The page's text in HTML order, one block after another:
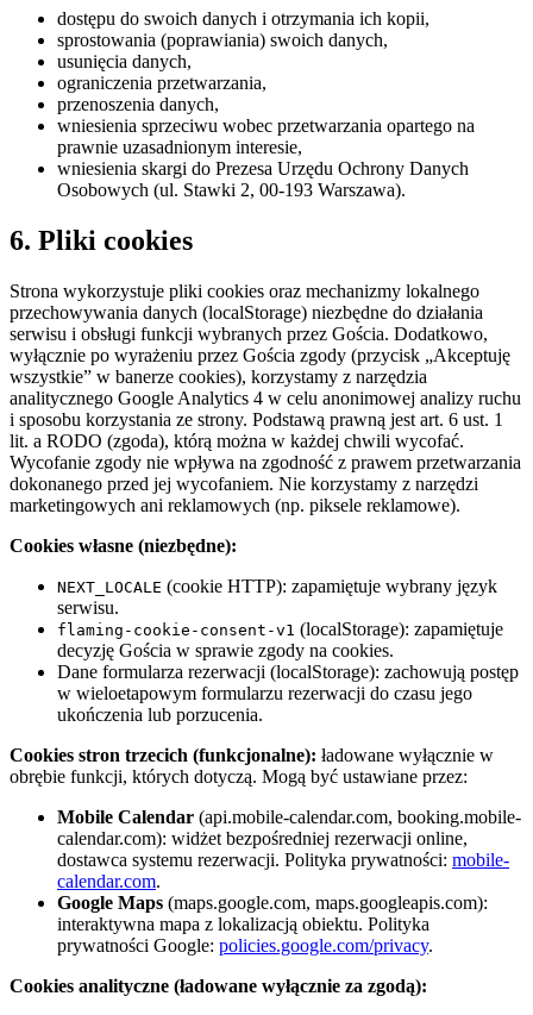
dostępu do swoich danych i otrzymania ich kopii,
sprostowania (poprawiania) swoich danych,
usunięcia danych,
ograniczenia przetwarzania,
przenoszenia danych,
wniesienia sprzeciwu wobec przetwarzania opartego na
prawnie uzasadnionym interesie,
wniesienia skargi do Prezesa Urzędu Ochrony Danych
Osobowych (ul. Stawki 2, 00-193 Warszawa).
6. Pliki cookies
Strona wykorzystuje pliki cookies oraz mechanizmy lokalnego
przechowywania danych (localStorage) niezbędne do działania
serwisu i obsługi funkcji wybranych przez Gościa. Dodatkowo,
wyłącznie po wyrażeniu przez Gościa zgody (przycisk „Akceptuję
wszystkie” w banerze cookies), korzystamy z narzędzia
analitycznego Google Analytics 4 w celu anonimowej analizy ruchu
i sposobu korzystania ze strony. Podstawą prawną jest art. 6 ust. 1
lit. a RODO (zgoda), którą można w każdej chwili wycofać.
Wycofanie zgody nie wpływa na zgodność z prawem przetwarzania
dokonanego przed jej wycofaniem. Nie korzystamy z narzędzi
marketingowych ani reklamowych (np. piksele reklamowe).
Cookies własne (niezbędne):
NEXT_LOCALE (cookie HTTP): zapamiętuje wybrany język
serwisu.
flaming-cookie-consent-v1 (localStorage): zapamiętuje
decyzję Gościa w sprawie zgody na cookies.
Dane formularza rezerwacji (localStorage): zachowują postęp
w wieloetapowym formularzu rezerwacji do czasu jego
ukończenia lub porzucenia.
Cookies stron trzecich (funkcjonalne): ładowane wyłącznie w
obrębie funkcji, których dotyczą. Mogą być ustawiane przez:
Mobile Calendar (api.mobile-calendar.com, booking.mobile-
calendar.com): widżet bezpośredniej rezerwacji online,
dostawca systemu rezerwacji. Polityka prywatności: mobile-
calendar.com.
Google Maps (maps.google.com, maps.googleapis.com):
interaktywna mapa z lokalizacją obiektu. Polityka
prywatności Google: policies.google.com/privacy.
Cookies analityczne (ładowane wyłącznie za zgodą):